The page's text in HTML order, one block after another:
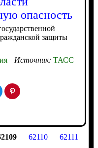
опасность
защиты
Источник: ТАСС
62110 62111